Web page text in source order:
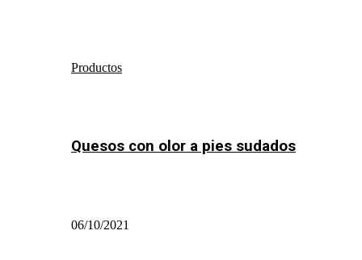
Productos
Quesos con olor a pies sudados
06/10/2021